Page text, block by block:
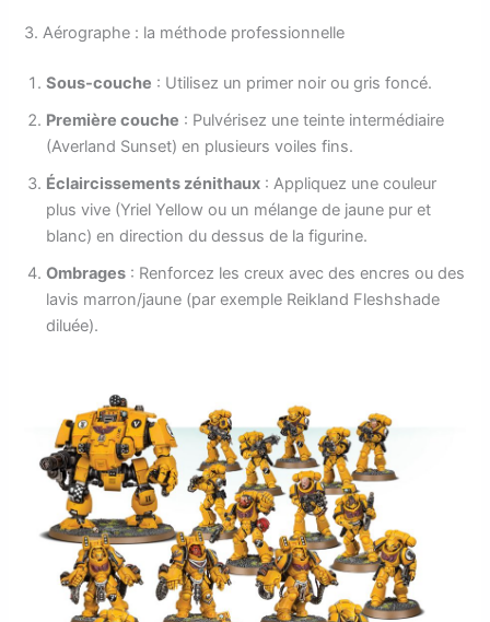
3. Aérographe : la méthode professionnelle
Sous-couche : Utilisez un primer noir ou gris foncé.
Première couche : Pulvérisez une teinte intermédiaire
(Averland Sunset) en plusieurs voiles fins.
Éclaircissements zénithaux : Appliquez une couleur
plus vive (Yriel Yellow ou un mélange de jaune pur et
blanc) en direction du dessus de la figurine.
Ombrages : Renforcez les creux avec des encres ou des
lavis marron/jaune (par exemple Reikland Fleshshade
diluée).